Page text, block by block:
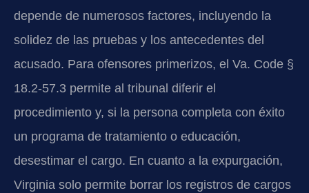
depende de numerosos factores, incluyendo la
solidez de las pruebas y los antecedentes del
acusado. Para ofensores primerizos, el Va. Code §
18.2-57.3 permite al tribunal diferir el
procedimiento y, si la persona completa con éxito
un programa de tratamiento o educación,
desestimar el cargo. En cuanto a la expurgación,
Virginia solo permite borrar los registros de cargos